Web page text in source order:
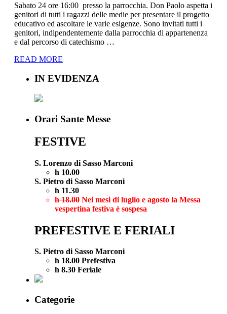
Sabato 24 ore 16:00 presso la parrocchia. Don Paolo aspetta i
genitori di tutti i ragazzi delle medie per presentare il progetto
educativo ed ascoltare le varie esigenze. Sono invitati tutti i
genitori, indipendentemente dalla parrocchia di appartenenza
e dal percorso di catechismo …
READ MORE
IN EVIDENZA
Orari Sante Messe
FESTIVE
S. Lorenzo di Sasso Marconi
h 10.00
S. Pietro di Sasso Marconi
h 11.30
h 18.00 Nei mesi di luglio e agosto la Messa
vespertina festiva è sospesa
PREFESTIVE E FERIALI
S. Pietro di Sasso Marconi
h 18.00 Prefestiva
h 8.30 Feriale
Categorie